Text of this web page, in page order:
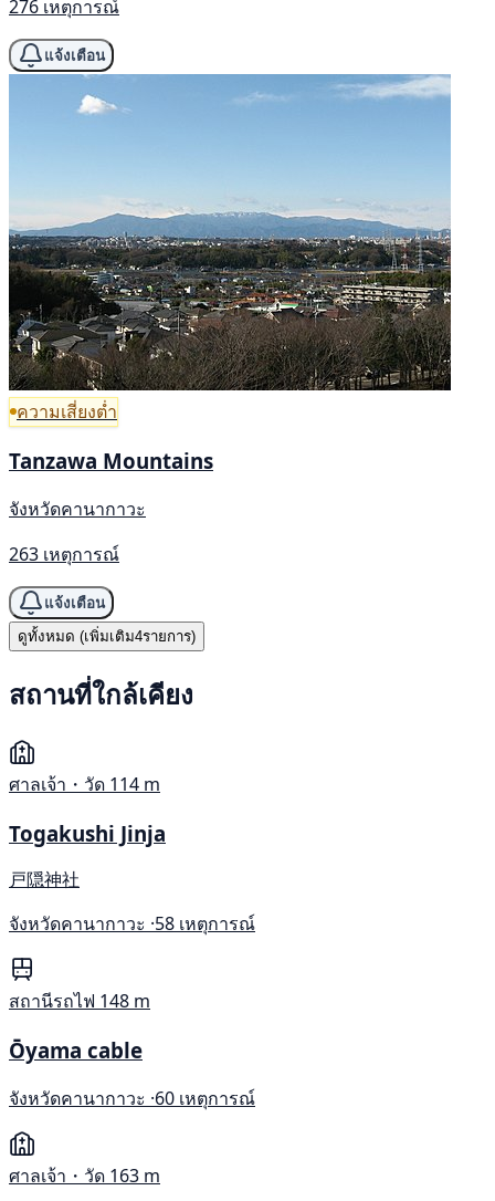
276 เหตุการณ์
แจ้งเตือน
ความเสี่ยงต่ำ
Tanzawa Mountains
จังหวัดคานากาวะ
263 เหตุการณ์
แจ้งเตือน
ดูทั้งหมด (เพิ่มเติม4รายการ)
สถานที่ใกล้เคียง
ศาลเจ้า・วัด 114 m
Togakushi Jinja
戸隠神社
จังหวัดคานากาวะ ·58 เหตุการณ์
สถานีรถไฟ 148 m
Ōyama cable
จังหวัดคานากาวะ ·60 เหตุการณ์
ศาลเจ้า・วัด 163 m